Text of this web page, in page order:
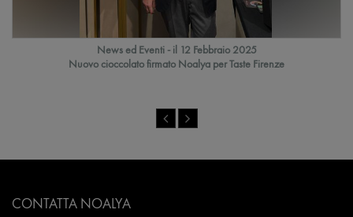
News ed Eventi - il 12 Febbraio 2025
Nuovo cioccolato firmato Noalya per Taste Firenze
CONTATTA NOALYA